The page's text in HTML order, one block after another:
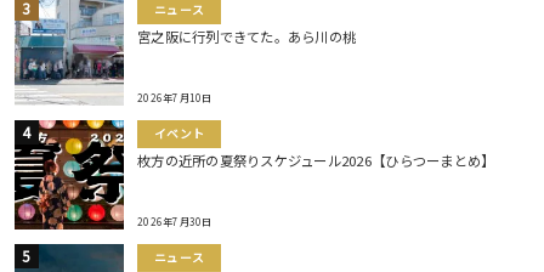
ニュース
宮之阪に行列できてた。あら川の桃
2026年7月10日
イベント
枚方の近所の夏祭りスケジュール2026【ひらつーまとめ】
2026年7月30日
ニュース